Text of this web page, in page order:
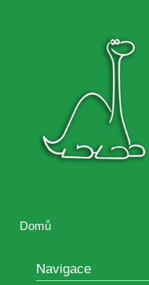
Brontosaurus
Brontosaurus
Domů
Navigace